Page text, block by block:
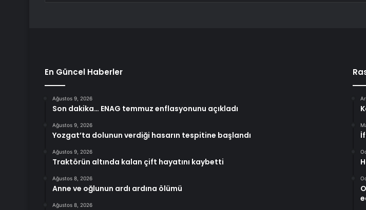
En Güncel Haberler
Ağustos 9, 2026
Son dakika… ENAG temmuz enflasyonunu açıkladı
Ağustos 9, 2026
Yozgat’ta dolunun verdiği hasarın tespitine başlandı
Ağustos 9, 2026
Traktörün altında kalan çift hayatını kaybetti
Ağustos 8, 2026
Anne ve oğlunun ardı ardına ölümü
Ağustos 8, 2026